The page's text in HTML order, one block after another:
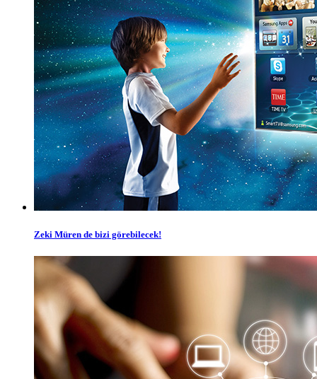
Zeki Müren de bizi görebilecek!